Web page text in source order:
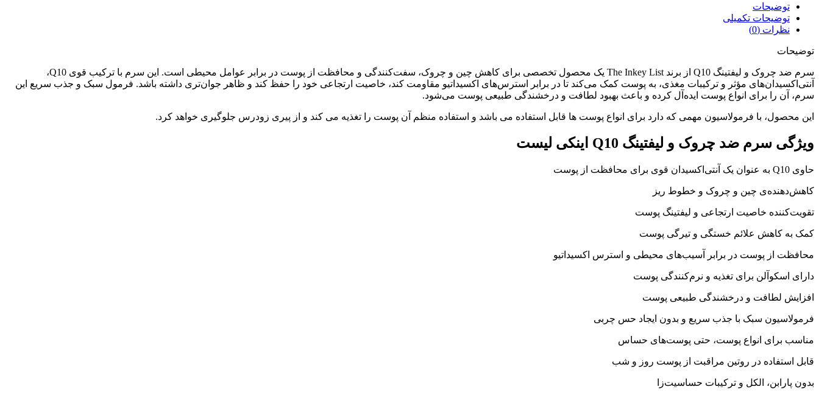
توضیحات
توضیحات تکمیلی
نظرات (0)
توضیحات
سرم ضد چروک و لیفتینگ Q10 از برند The Inkey List یک محصول تخصصی برای کاهش چین و چروک، سفت‌کنندگی و محافظت از پوست در برابر عوامل محیطی است. این سرم با ترکیب قوی Q10،
آنتی‌اکسیدان‌های مؤثر و ترکیبات مغذی، به پوست کمک می‌کند تا در برابر استرس‌های اکسیداتیو مقاومت کند، خاصیت ارتجاعی خود را حفظ کند و ظاهر جوان‌تری داشته باشد. فرمول سبک و جذب سریع این
سرم، آن را برای انواع پوست ایده‌آل کرده و باعث بهبود لطافت و درخشندگی طبیعی پوست می‌شود.
این محصول، با فرمولاسیون مهمی که دارد برای انواع پوست ها قابل استفاده می باشد و استفاده منظم آن پوست را تغذیه می کند و از پیری زودرس جلوگیری خواهد کرد.
ویژگی سرم ضد چروک و لیفتینگ Q10 اینکی لیست
حاوی Q10 به عنوان یک آنتی‌اکسیدان قوی برای محافظت از پوست
کاهش‌دهنده‌ی چین و چروک و خطوط ریز
تقویت‌کننده خاصیت ارتجاعی و لیفتینگ پوست
کمک به کاهش علائم خستگی و تیرگی پوست
محافظت از پوست در برابر آسیب‌های محیطی و استرس اکسیداتیو
دارای اسکوآلن برای تغذیه و نرم‌کنندگی پوست
افزایش لطافت و درخشندگی طبیعی پوست
فرمولاسیون سبک با جذب سریع و بدون ایجاد حس چربی
مناسب برای انواع پوست، حتی پوست‌های حساس
قابل استفاده در روتین مراقبت از پوست روز و شب
بدون پارابن، الکل و ترکیبات حساسیت‌زا